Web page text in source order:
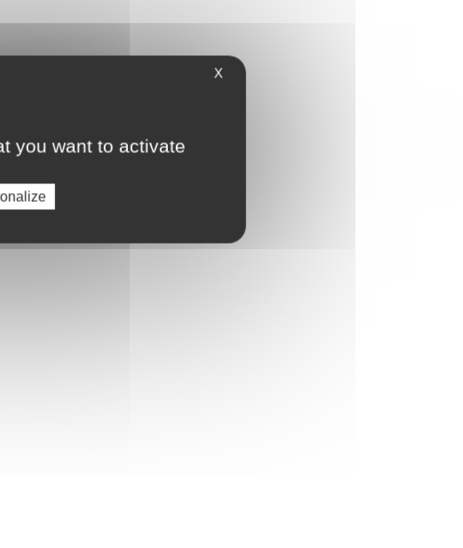
X
you want to activate